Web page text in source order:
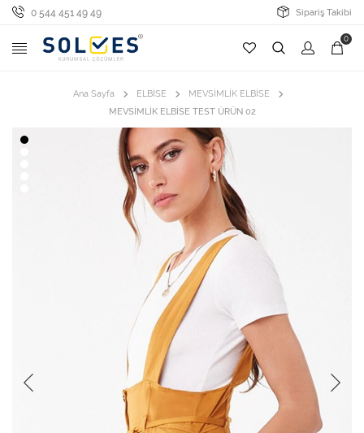
0 544 451 49 49 Sipariş Takibi
0
Ana Sayfa ELBİSE
MEVSİMLİK ELBİSE
MEVSİMLİK ELBİSE TEST ÜRÜN 02